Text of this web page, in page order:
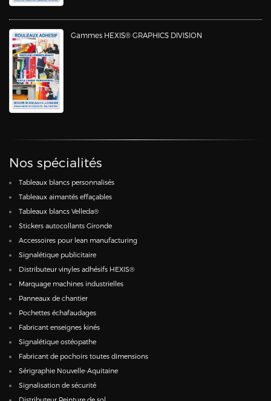
Gammes HEXIS® GRAPHICS DIVISION
Nos spécialités
Tableaux blancs personnalisés
Tableaux aimantés effaçables
Tableaux blancs Velleda®
Stickers autocollants Gironde
Accessoires pour lean manufacturing
Signalétique publicitaire
Distributeur vinyles adhésifs HEXIS®
Marquage machines industrielles
Panneaux de chantier
Pochettes échafaudages
Fabricant enseignes kinés
Signalétique ostéopathe
Fabricant de pochoirs toutes dimensions
Sérigraphie Nouvelle-Aquitaine
Signalisation de sécurité